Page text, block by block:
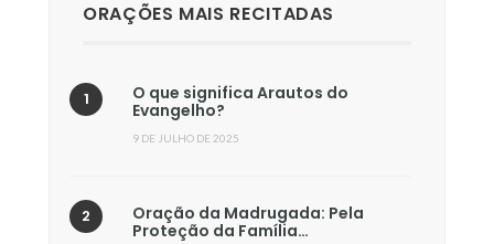
ORAÇÕES MAIS RECITADAS
O que significa Arautos do
Evangelho?
9 DE JULHO DE 2025
Oração da Madrugada: Pela
Proteção da Família…